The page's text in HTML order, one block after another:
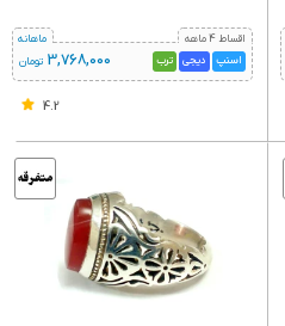
اقساط 4 ماهه
اسنپ
دیجی ترب 3,768,000 تومان
ماهانه
4.2